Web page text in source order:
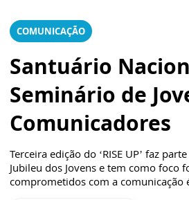
COMUNICAÇÃO
Santuário
Seminário de
Comunicadores
Terceira edição do ‘RISE UP’ faz
Jubileu dos Jovens e tem como foco
comprometidos com a comunicação